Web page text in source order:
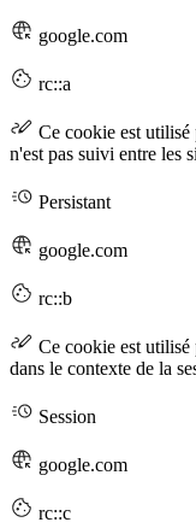
google.com
rc::a
Ce cookie est utilisé
n'est pas suivi entre les
Persistant
google.com
rc::b
Ce cookie est
dans le contexte de la
Session
google.com
rc::c